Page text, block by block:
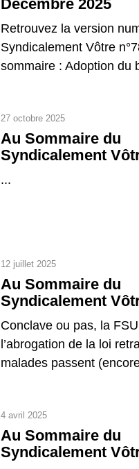
Décembre 2025
Retrouvez la version
Syndicalement Vôtre
sommaire : Adoption du
27 octobre 2025
Au Sommaire du
Syndicalement
...
12 juillet 2025
Au Sommaire du
Syndicalement
Conclave ou pas, la
l’abrogation de la loi
malades passent
4 avril 2025
Au Sommaire du
Syndicalement